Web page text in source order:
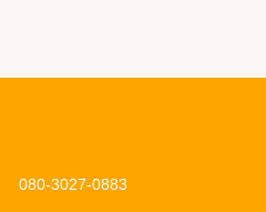
080-3027-0883